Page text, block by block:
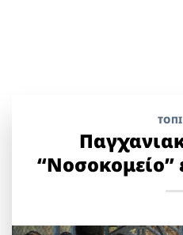
“Νοσοκομείο”